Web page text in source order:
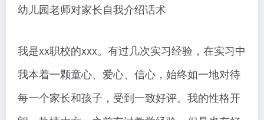
幼儿园老师对家长自我介绍话术
我是xx职校的xxx。有过几次实习经验，在实习中
我本着一颗童心、爱心、信心，始终如一地对待
每一个家长和孩子，受到一致好评。我的性格开